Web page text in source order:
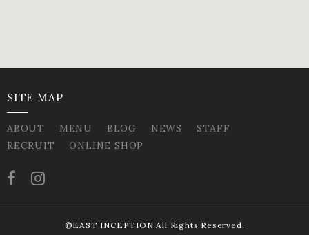
SITE MAP
ABOUT MENU BLOG NEWS
STAFF
RECRUIT
ONLINE SHOP
©EAST INCEPTION All Rights Reserved.